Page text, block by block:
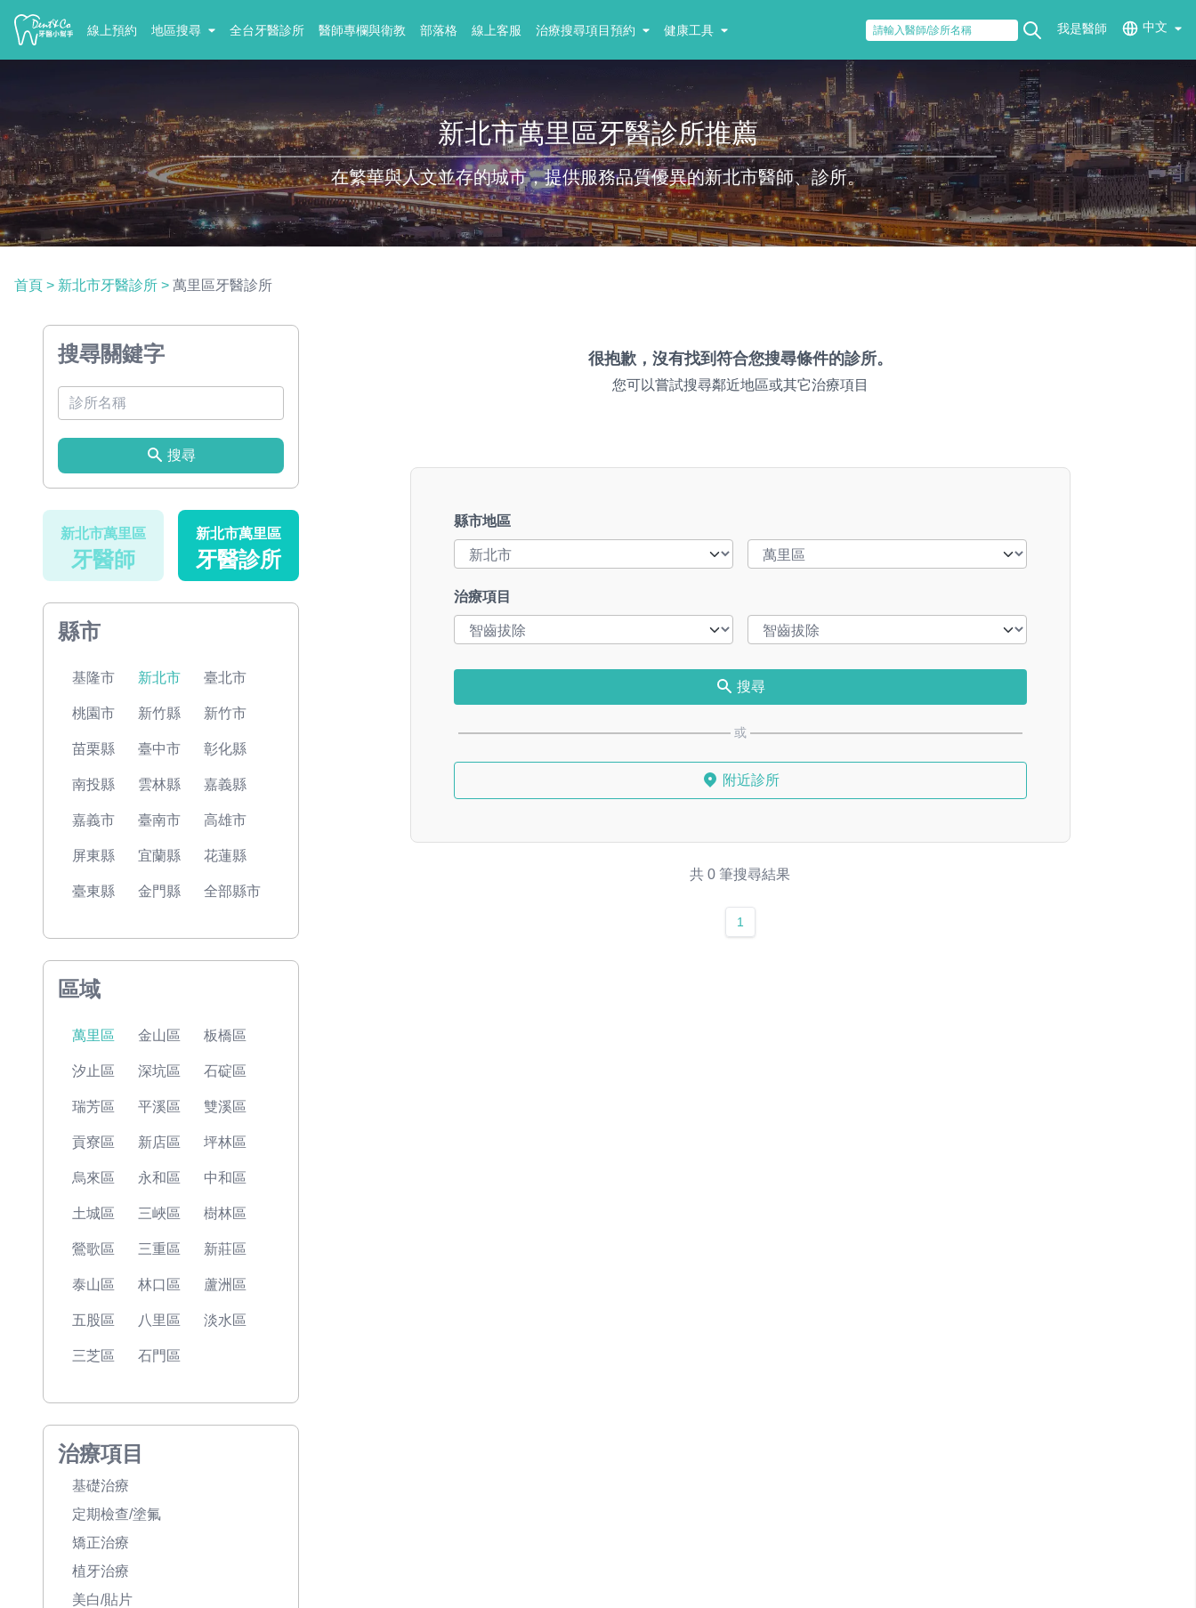
線上預約 地區搜尋 全台牙醫診所 醫師專欄與衛教 部落格 線上客服 治療搜尋項目預約 健康工具 我是醫師 中文
新北市萬里區牙醫診所推薦
在繁華與人文並存的城市，提供服務品質優異的新北市醫師、診所。
首頁 > 新北市牙醫診所 > 萬里區牙醫診所
搜尋關鍵字
搜尋
新北市萬里區
牙醫師
新北市萬里區
牙醫診所
縣市
基隆市 新北市 臺北市
桃園市 新竹縣 新竹市
苗栗縣 臺中市 彰化縣
南投縣 雲林縣 嘉義縣
嘉義市 臺南市 高雄市
屏東縣 宜蘭縣 花蓮縣
臺東縣 金門縣 全部縣市
區域
萬里區 金山區 板橋區
汐止區 深坑區 石碇區
瑞芳區 平溪區 雙溪區
貢寮區 新店區 坪林區
烏來區 永和區 中和區
土城區 三峽區 樹林區
鶯歌區 三重區 新莊區
泰山區 林口區 蘆洲區
五股區 八里區 淡水區
三芝區 石門區
治療項目
基礎治療
定期檢查/塗氟
矯正治療
植牙治療
美白/貼片
很抱歉，沒有找到符合您搜尋條件的診所。
您可以嘗試搜尋鄰近地區或其它治療項目
縣市地區
治療項目
搜尋
或
附近診所
共 0 筆搜尋結果
1